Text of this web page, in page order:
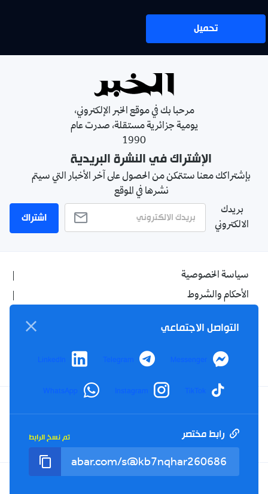
تحميل
مرحبا بك في موقع الخبر الإلكتروني،
يومية جزائرية مستقلة، صدرت عام
1990
الإشتراك في النشرة البريدية
بإشتراكك معنا ستتمكن من الحصول على آخر الأخبار التي سيتم
نشرها في الموقع
بريدك
الالكتروني
اشتراك
سياسة الخصوصية
الأحكام والشروط
اتصل بنا
من نحن
Facebook
YouTube
TikTok
Twitter
Tel : +213(0)023 31 69 04 - eMail :info@elkhabar.com
التواصل الاجتماعي
Messenger
Telegram
LinkedIn
TikTok
Instagram
WhatsApp
رابط مختصر تم نسخ الرابط